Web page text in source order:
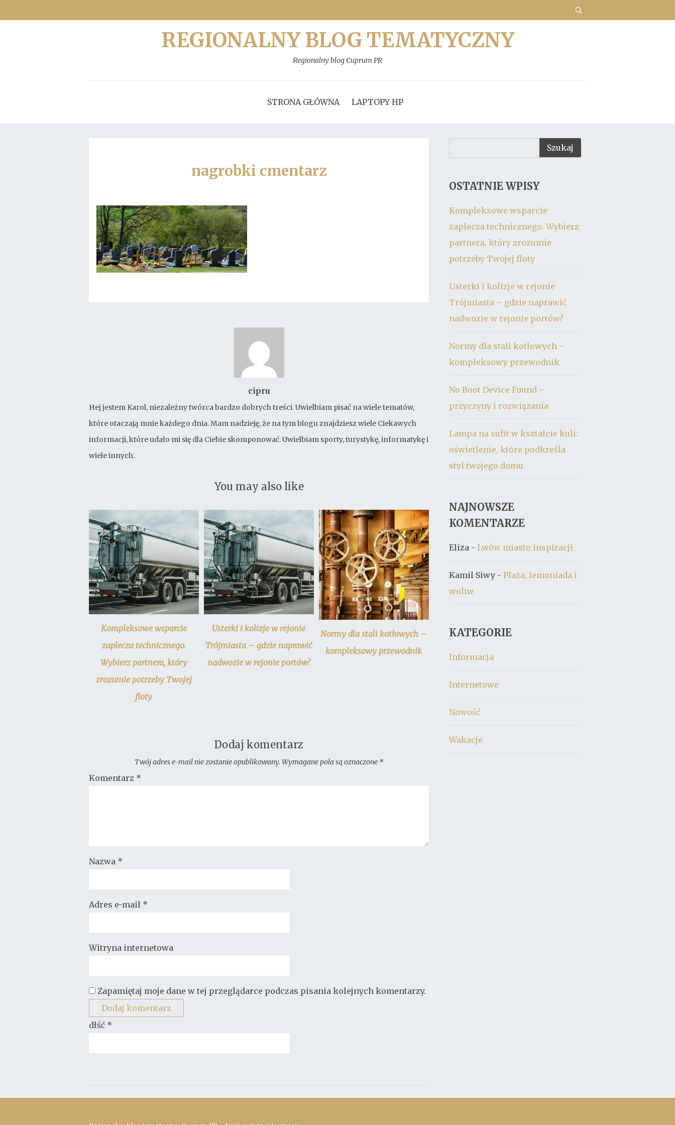
REGIONALNY BLOG TEMATYCZNY
Regionalny blog Cuprum PR
STRONA GŁÓWNA LAPTOPY HP
nagrobki cmentarz
cipru
Hej jestem Karol, niezależny twórca bardzo dobrych treści. Uwielbiam pisać na wiele tematów,
które otaczają mnie każdego dnia. Mam nadzieję, że na tym blogu znajdziesz wiele Ciekawych
informacji, które udało mi się dla Ciebie skomponować. Uwielbiam sporty, turystykę, informatykę i
wiele innych.
You may also like
Kompleksowe wsparcie
zaplecza technicznego.
Wybierz partnera, który
zrozumie potrzeby Twojej
floty
Usterki i kolizje w rejonie
Trójmiasta – gdzie naprawić
nadwozie w rejonie portów?
Normy dla stali kotłowych –
kompleksowy przewodnik
Dodaj komentarz
Twój adres e-mail nie zostanie opublikowany. Wymagane pola są oznaczone *
Komentarz *
Nazwa *
Adres e-mail *
Witryna internetowa
Zapamiętaj moje dane w tej przeglądarce podczas pisania kolejnych komentarzy.
dłść *
OSTATNIE WPISY
Kompleksowe wsparcie
zaplecza technicznego. Wybierz
partnera, który zrozumie
potrzeby Twojej floty
Usterki i kolizje w rejonie
Trójmiasta – gdzie naprawić
nadwozie w rejonie portów?
Normy dla stali kotłowych –
kompleksowy przewodnik
No Boot Device Found –
przyczyny i rozwiązania
Lampa na sufit w kształcie kuli:
oświetlenie, które podkreśla
styl twojego domu
NAJNOWSZE
KOMENTARZE
Eliza -Lwów miasto inspiracji
Kamil Siwy -Plaża, lemoniada i
wolne
KATEGORIE
Informacja
Internetowe
Nowość
Wakacje